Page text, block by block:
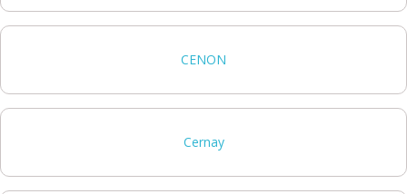
CENON
Cernay